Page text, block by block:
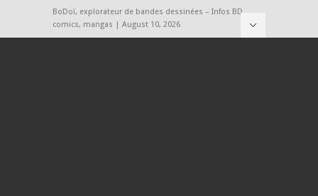
BoDoï, explorateur de bandes dessinées – Infos BD,
comics, mangas | August 10, 2026